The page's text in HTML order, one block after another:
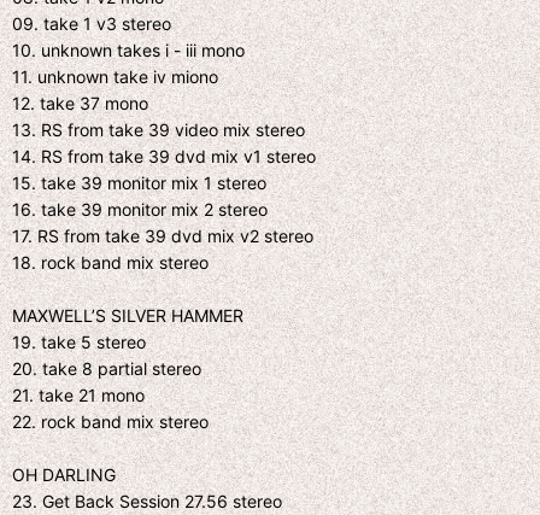
09. take 1 v3 stereo
10. unknown takes i - iii mono
11. unknown take iv miono
12. take 37 mono
13. RS from take 39 video mix stereo
14. RS from take 39 dvd mix v1 stereo
15. take 39 monitor mix 1 stereo
16. take 39 monitor mix 2 stereo
17. RS from take 39 dvd mix v2 stereo
18. rock band mix stereo
MAXWELL’S SILVER HAMMER
19. take 5 stereo
20. take 8 partial stereo
21. take 21 mono
22. rock band mix stereo
OH DARLING
23. Get Back Session 27.56 stereo